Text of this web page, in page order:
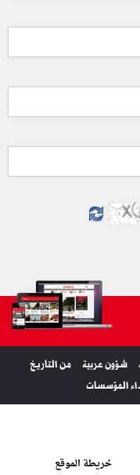
شؤون عربية
من التاريخ
المؤسسات
خريطة الموقع